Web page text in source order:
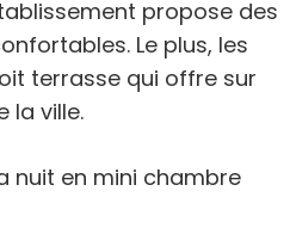
propose des
Le plus, les
terrasse qui offre sur
la ville.
nuit en mini chambre